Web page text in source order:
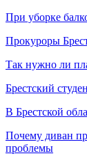
При уборке
Прокуроры
Так нужно ли
Брестский
В Брестской
Почему диван
проблемы